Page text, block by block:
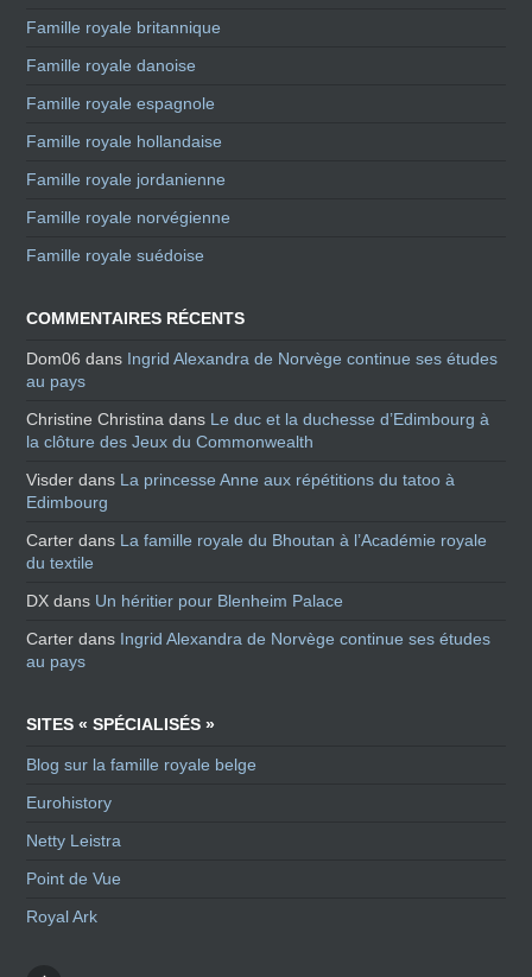
Famille royale britannique
Famille royale danoise
Famille royale espagnole
Famille royale hollandaise
Famille royale jordanienne
Famille royale norvégienne
Famille royale suédoise
COMMENTAIRES RÉCENTS
Dom06 dans Ingrid Alexandra de Norvège continue ses études
au pays
Christine Christina dans Le duc et la duchesse d’Edimbourg à
la clôture des Jeux du Commonwealth
Visder dans La princesse Anne aux répétitions du tatoo à
Edimbourg
Carter dans La famille royale du Bhoutan à l’Académie royale
du textile
DX dans Un héritier pour Blenheim Palace
Carter dans Ingrid Alexandra de Norvège continue ses études
au pays
SITES « SPÉCIALISÉS »
Blog sur la famille royale belge
Eurohistory
Netty Leistra
Point de Vue
Royal Ark